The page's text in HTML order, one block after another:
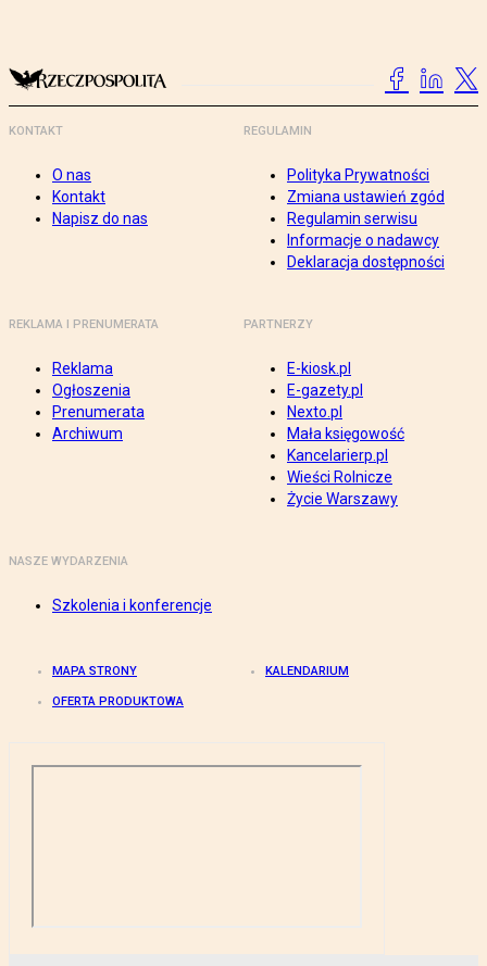
KONTAKT
O nas
Kontakt
Napisz do nas
REGULAMIN
Polityka Prywatności
Zmiana ustawień zgód
Regulamin serwisu
Informacje o nadawcy
Deklaracja dostępności
REKLAMA I PRENUMERATA
Reklama
Ogłoszenia
Prenumerata
Archiwum
PARTNERZY
E-kiosk.pl
E-gazety.pl
Nexto.pl
Mała księgowość
Kancelarierp.pl
Wieści Rolnicze
Życie Warszawy
NASZE WYDARZENIA
Szkolenia i konferencje
MAPA STRONY KALENDARIUM
OFERTA PRODUKTOWA